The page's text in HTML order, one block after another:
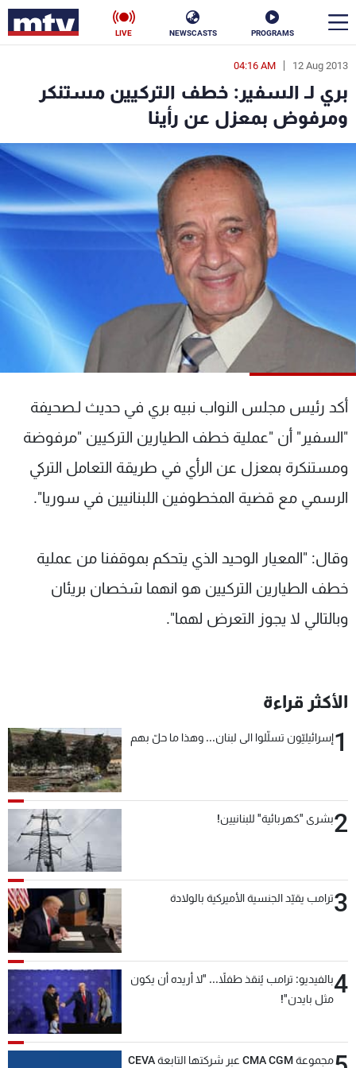
PROGRAMS
NEWSCASTS
LIVE
12 Aug 2013
04:16 AM
بري لـ السفير: خطف التركيين مستنكر
ومرفوض بمعزل عن رأينا
أكد رئيس مجلس النواب نبيه بري في حديث لـصحيفة
"السفير" أن "عملية خطف الطيارين التركيين "مرفوضة
ومستنكرة بمعزل عن الرأي في طريقة التعامل التركي
الرسمي مع قضية المخطوفين اللبنانيين في سوريا".
وقال: "المعيار الوحيد الذي يتحكم بموقفنا من عملية
خطف الطيارين التركيين هو انهما شخصان بريئان
وبالتالي لا يجوز التعرض لهما".
الأكثر قراءة
1إسرائيليّون تسلّلوا الى لبنان... وهذا ما حلّ بهم
2بشرى "كهربائية" للبنانيين!
3ترامب يقيّد الجنسية الأميركية بالولادة
4بالفيديو: ترامب يُنقذ طفلاً... "لا أريده أن يكون
مثل بايدن"!
مجموعة CMA CGM عبر شركتها التابعة CEVA
en
الأخبار
سياسة ناس
إقتصاد فن
منوعات رياضة
كأس العالم
البرامج
شاهد البرامج
الترددات
عن MTV
الإنـتـاج
لاعلاناتكم
وظائف
تواصل معنا
شروط الإسـتخدام
سياسة الخصوصية